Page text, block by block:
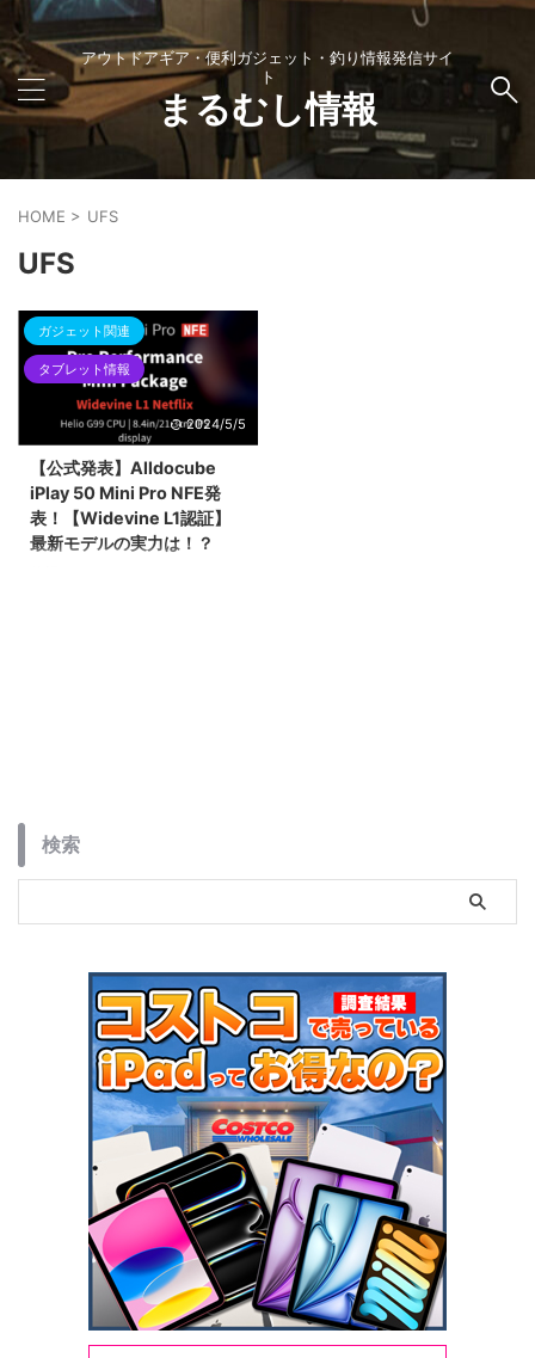
アウトドアギア・便利ガジェット・釣り情報発信サイ
ト
まるむし情報
HOME > UFS
UFS
ガジェット関連
タブレット情報
2024/5/5
【公式発表】Alldocube
iPlay 50 Mini Pro NFE発
表！【Widevine L1認証】
最新モデルの実力は！？
検索